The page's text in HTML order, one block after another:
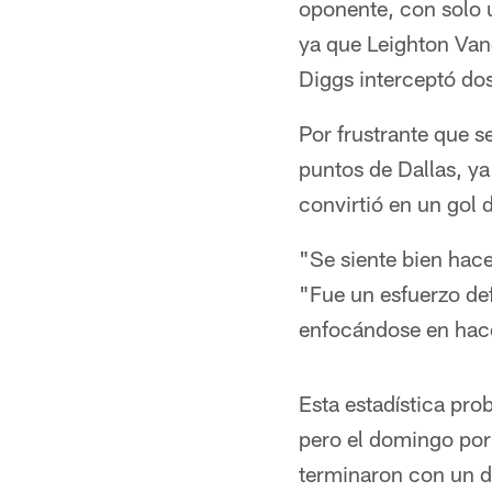
oponente, con solo
ya que Leighton
Diggs interceptó
Por frustrante que
puntos de Dallas,
convirtió en un gol
"Se siente bien
"Fue un esfuerzo
enfocándose en
Esta estadística
pero el domingo
terminaron con un